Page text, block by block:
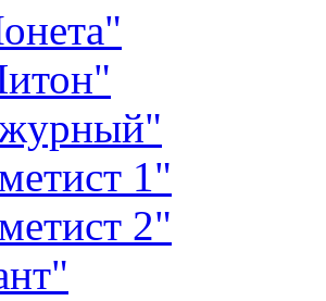
1"
2"